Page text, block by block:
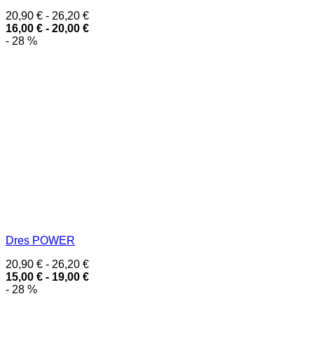
20,90 € - 26,20 €
16,00 € - 20,00 €
- 28 %
Dres POWER
20,90 € - 26,20 €
15,00 € - 19,00 €
- 28 %